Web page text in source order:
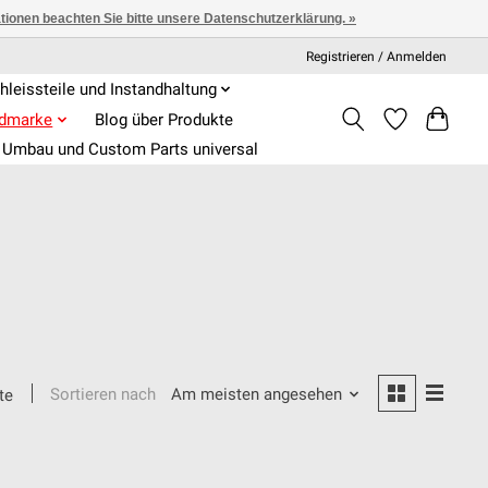
Registrieren / Anmelden
und Instandhaltung
Blog über Produkte
Umbau und Custom Parts universal
Sortieren nach Am meisten angesehen
beachten Sie bitte unsere Datenschutzerklärung. »